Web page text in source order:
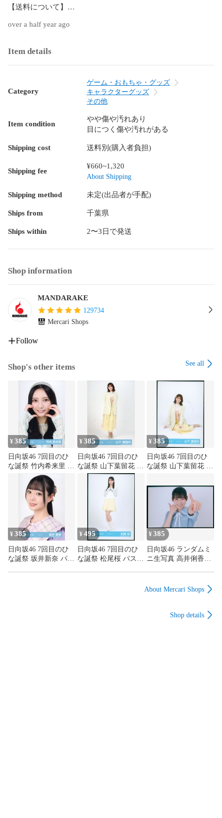
【送料について】
当店ではご注文の配送料はお客様負担となります。
ただくか、画面下部にございます「送料」の項目をご覧くだ
商品は店頭、他サイトと在庫を共有しております。そのため
中古品のため多少のキズ・ヨゴレ・経年劣化等がございま
商品には値札ラベルや管理シール、海外出荷向け、国内輸入
に伴うシールが貼りついている場合もございます。
未開封(メーカー検品によるテープの多重貼りを含む)商品の内
作確認済で、動作不良がある場合は商品状態に表記をしてお
電池やはがき、チラシ等の商品の性質に影響しない付属品は
付属しない場合がございます。
商品に付属している応募券やシリアルコード等は利用できな
い場合がございます。
布製品(バッグ、タペストリー、ハンカチ等)は保管や発送時の
ゲーム、DVD等の特典品は、タイトルに特典付属の記載がな
い場合は本体のみとなります。また商品が特典品の場合、本
体が付属する記載がない場合特典のみとなります。
食玩等の食品または飲料が付属する商品の食品及び飲料の飲
食はお止めください。当店では食玩の付属物、外装を商品の
主体とし、食品としての販売をしていないため、飲食をした
場合の健康被害の責任は負いかねます。
【商品画像について】
商品画像は参考画像を使用しており、実際の商品の状態は画
像と多少異なる場合がございます。
【配送について】
配送業者は当社指定の配送業者となります。
本商品はSAHRAより発送致します。
の送料はお客様の負担となります。返送料、再配達の送料は
当店より銀行振込にて別途請求をし、お振込みの確認後、再
over a half year ago
Item details
Category
ゲーム・おもちゃ・グッズ
キャラクターグッズ
その他
Item condition
やや傷や汚れあり
目につく傷や汚れがある
Shipping cost 送料別(購入者負担)
Shipping fee
¥660~1,320
About Shipping
Shipping method 未定(出品者が手配)
Ships from 千葉県
Ships within 2〜3日で発送
Shop information
MANDARAKE
129734
Mercari Shops
Follow
Shop's other items See all
¥385
日向坂46 7回目のひ
な誕祭 竹内希来里 パ
ステルコーデ ヨリ
¥385
日向坂46 7回目のひ
な誕祭 山下葉留花 パ
ステルコーデ ヒキ
¥385
日向坂46 7回目のひ
な誕祭 山下葉留花 パ
¥385
日向坂46 7回目のひ
な誕祭 坂井新奈 パス
¥495
日向坂46 7回目のひ
な誕祭 松尾桜 パステ
¥385
日向坂46 ランダムミ
ニ生写真 高井俐香
About Mercari Shops
Shop details